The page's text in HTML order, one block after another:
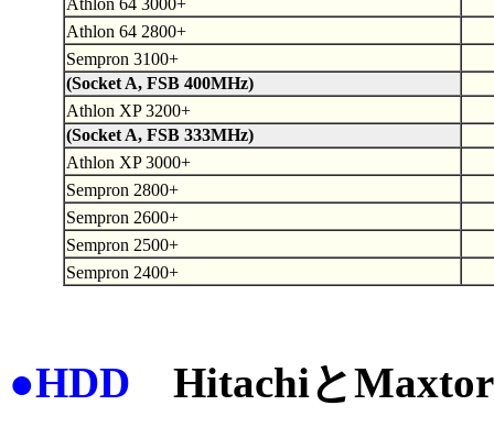
Athlon 64 3000+
Athlon 64 2800+
Sempron 3100+
(Socket A, FSB 400MHz)
Athlon XP 3200+
(Socket A, FSB 333MHz)
Athlon XP 3000+
Sempron 2800+
Sempron 2600+
Sempron 2500+
Sempron 2400+
●HDD HitachiとMaxtor